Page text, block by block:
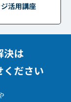
活用講座
決は
ください